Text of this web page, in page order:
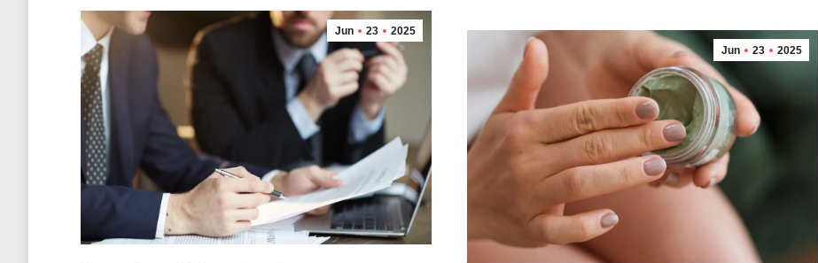
Jun 23 2025
Jun 23 2025